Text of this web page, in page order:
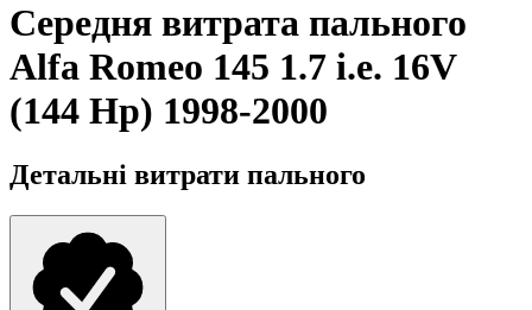
Середня витрата пального
Alfa Romeo 145 1.7 i.e. 16V
(144 Hp) 1998-2000
Детальні витрати пального